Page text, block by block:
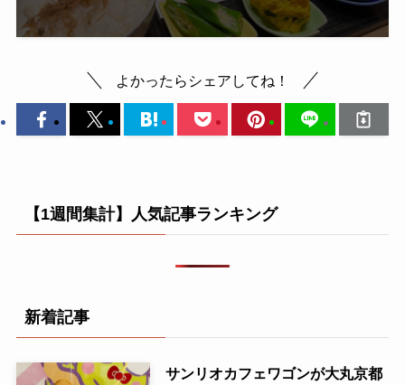
よかったらシェアしてね！
【1週間集計】人気記事ランキング
新着記事
サンリオカフェワゴンが大丸京都